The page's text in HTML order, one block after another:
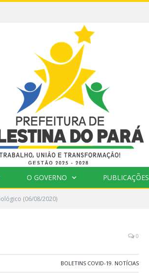
O GOVERNO PUBLICAÇÕES
(06/08/2020)
0
BOLETINS COVID-19, NOTÍCIAS